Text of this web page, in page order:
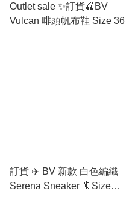
Outlet sale ✨訂貨🍒BV
Vulcan 啡頭帆布鞋 Size 36
訂貨 ✈️ BV 新款 白色編織
Serena Sneaker 🔖Size